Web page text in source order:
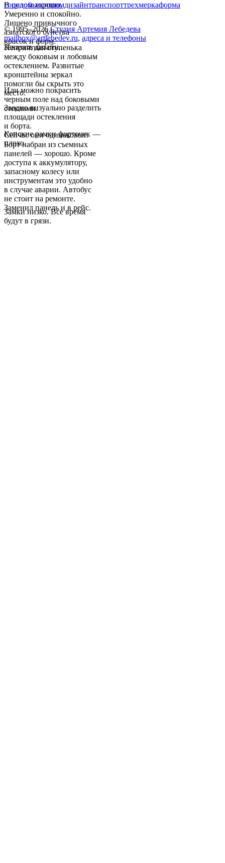
В целом хорошо.
Умеренно и спокойно.
Лишено привычного
азиатского буйства
красок и форм.
Неприятная ступенька
между боковым и лобовым
остеклением. Развитые
кронштейны зеркал
помогли бы скрыть это
место.
Или можно покрасить
черным поле над боковыми
стеклами.
Заодно визуально разделить
площади остекления
и борта.
Сейчас они одинаковые.
Конские рамки форточек —
плохо.
Борт набран из съемных
панелей — хорошо. Кроме
доступа к аккумулятору,
запасному колесу или
инструментам это удобно
в случае аварии. Автобус
не стоит на ремонте.
Заменил панель и в рейс.
Замки низко. Все время
будут в грязи.
городобъектпромдизайнтранспорттрехмеркаформа
© 1995–2026 Студия Артемия Лебедева
mailbox@artlebedev.ru, адреса и телефоны
Заказать дизайн...